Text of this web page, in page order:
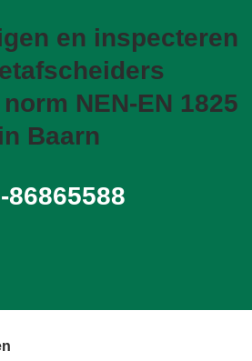
en inspecteren
NEN-EN 1825
in Baarn
86865588